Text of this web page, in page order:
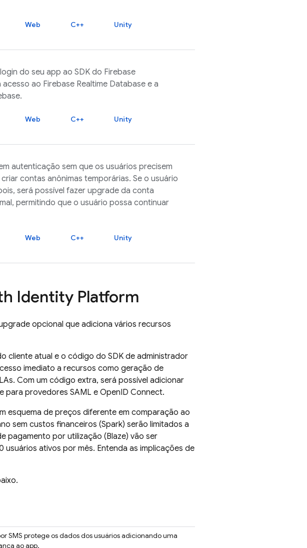
Web C++ Unity
do seu app ao SDK do Firebase
acesso ao Firebase Realtime Database e a
.
Web C++ Unity
autenticação sem que os usuários precisem
contas anônimas temporárias. Se o usuário
será possível fazer upgrade da conta
permitindo que o usuário possa continuar
Web C++ Unity
Identity Platform
opcional que adiciona vários recursos
cliente atual e o código do SDK de administrador
imediato a recursos como geração de
Com um código extra, será possível adicionar
provedores SAML e OpenID Connect.
esquema de preços diferente em comparação ao
sem custos financeiros (Spark) serão limitados a
pagamento por utilização (Blaze) vão ser
ativos por mês. Entenda as implicações de
SMS protege os dados dos usuários adicionando uma
ao app.